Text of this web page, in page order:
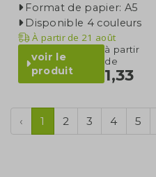
Format de papier: A5
Disponible 4 couleurs
À partir de 21 août
voir le
produit
à partir
de
1,33
‹ 1 2 3 4 5